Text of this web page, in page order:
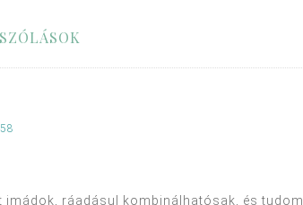
imádok, ráadásul kombinálhatósak, és tudom,